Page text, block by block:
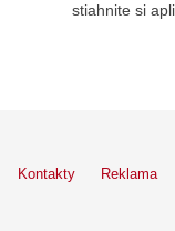
stiahnite si
Kontakty Reklama